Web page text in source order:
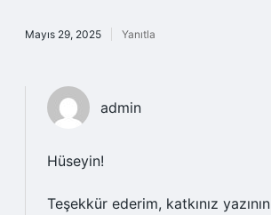
Mayıs 29, 2025 Yanıtla
admin
Hüseyin!
Teşekkür ederim, katkınız yazının